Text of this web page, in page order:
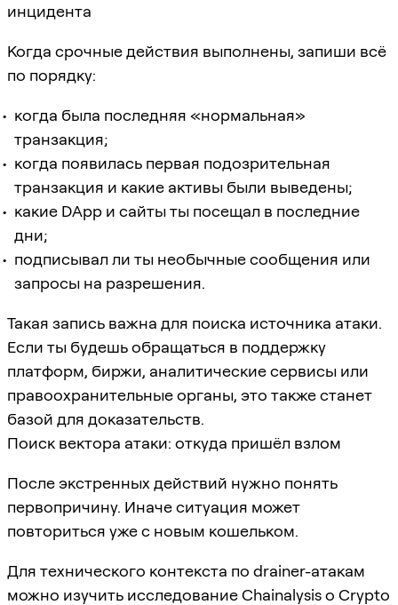
инцидента
Когда срочные действия выполнены, запиши всё
по порядку:
когда была последняя «нормальная»
транзакция;
когда появилась первая подозрительная
транзакция и какие активы были выведены;
какие DApp и сайты ты посещал в последние
дни;
подписывал ли ты необычные сообщения или
запросы на разрешения.
Такая запись важна для поиска источника атаки.
Если ты будешь обращаться в поддержку
платформ, биржи, аналитические сервисы или
правоохранительные органы, это также станет
базой для доказательств.
Поиск вектора атаки: откуда пришёл взлом
После экстренных действий нужно понять
первопричину. Иначе ситуация может
повториться уже с новым кошельком.
Для технического контекста по drainer-атакам
можно изучить исследование Chainalysis о Crypto